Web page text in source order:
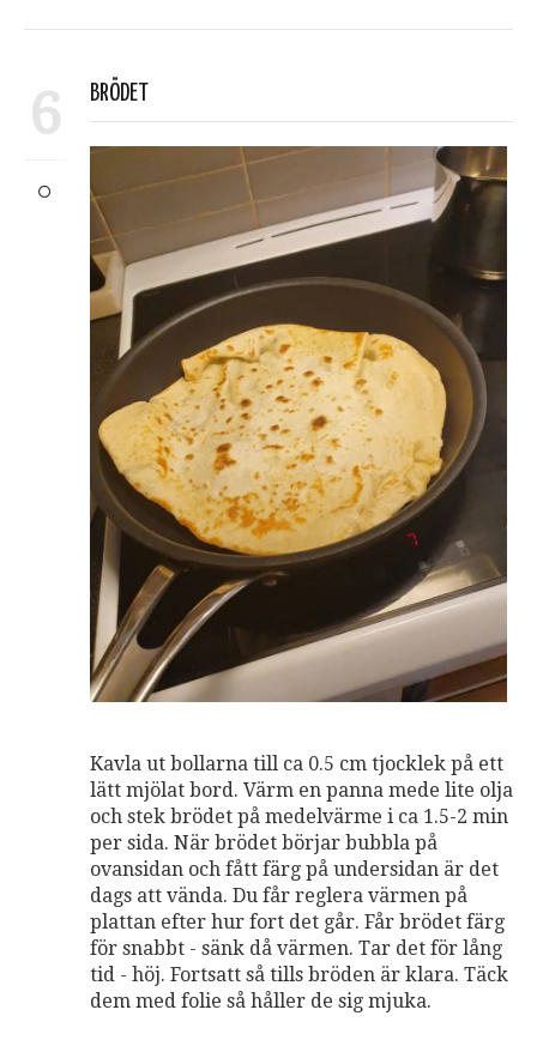
6 BRÖDET
Kavla ut bollarna till ca 0.5 cm tjocklek på ett
lätt mjölat bord. Värm en panna mede lite olja
och stek brödet på medelvärme i ca 1.5-2 min
per sida. När brödet börjar bubbla på
ovansidan och fått färg på undersidan är det
dags att vända. Du får reglera värmen på
plattan efter hur fort det går. Får brödet färg
för snabbt - sänk då värmen. Tar det för lång
tid - höj. Fortsatt så tills bröden är klara. Täck
dem med folie så håller de sig mjuka.